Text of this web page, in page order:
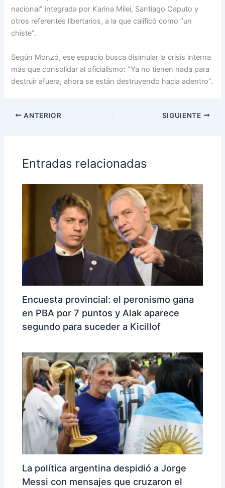
nacional” integrada por Karina Milei, Santiago Caputo y
otros referentes libertarios, a la que calificó como “un
chiste”.
Según Monzó, ese espacio busca disimular la crisis interna
más que consolidar al oficialismo: “Ya no tienen nada para
destruir afuera, ahora se están destruyendo hacia adentro”.
ANTERIOR SIGUIENTE
Entradas relacionadas
Encuesta provincial: el peronismo gana
en PBA por 7 puntos y Alak aparece
segundo para suceder a Kicillof
La política argentina despidió a Jorge
Messi con mensajes que cruzaron el